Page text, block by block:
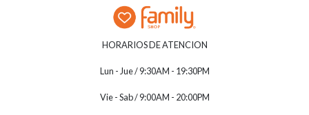
HORARIOS DE ATENCION
Lun - Jue / 9:30AM - 19:30PM
Vie - Sab / 9:00AM - 20:00PM